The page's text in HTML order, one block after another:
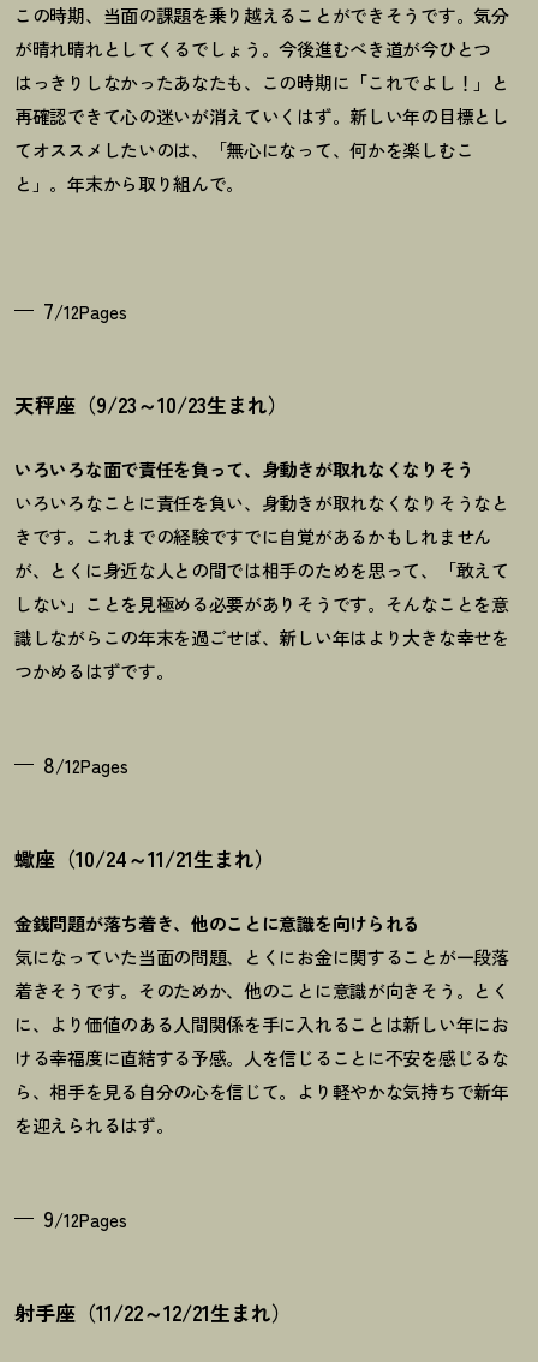
この時期、当面の課題を乗り越えることができそうです。気分
が晴れ晴れとしてくるでしょう。今後進むべき道が今ひとつ
はっきりしなかったあなたも、この時期に「これでよし ！ 」と
再確認できて心の迷いが消えていくはず。新しい年の目標とし
てオススメしたいのは、「無心になって、何かを楽しむこ
と」。年末から取り組んで。
7/12Pages
天秤座（9/23～10/23生まれ）
いろいろな面で責任を負って、身動きが取れなくなりそう
いろいろなことに責任を負い、身動きが取れなくなりそうなと
きです。これまでの経験ですでに自覚があるかもしれません
が、とくに身近な人との間では相手のためを思って、「敢えて
しない」ことを見極める必要がありそうです。そんなことを意
識しながらこの年末を過ごせば、新しい年はより大きな幸せを
つかめるはずです。
8/12Pages
蠍座（10/24～11/21生まれ）
金銭問題が落ち着き、他のことに意識を向けられる
気になっていた当面の問題、とくにお金に関することが一段落
着きそうです。そのためか、他のことに意識が向きそう。とく
に、より価値のある人間関係を手に入れることは新しい年にお
ける幸福度に直結する予感。人を信じることに不安を感じるな
ら、相手を見る自分の心を信じて。より軽やかな気持ちで新年
を迎えられるはず。
9/12Pages
射手座（11/22～12/21生まれ）